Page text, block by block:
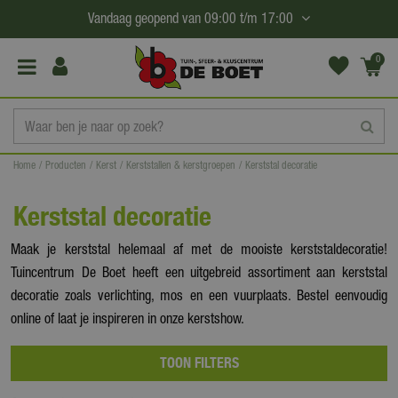
a
Home Producten Kerst Kerststallen & kerstgroepen Kerststal decoratie
Vandaag geopend van 09:00 t/m 17:00
0
(€0,
Kerststal decoratie
Maak je kerststal helemaal af met de mooiste kerststaldecoratie!
Tuincentrum De Boet heeft een uitgebreid assortiment aan kerststal
decoratie zoals verlichting, mos en een vuurplaats. Bestel eenvoudig
online of laat je inspireren in onze kerstshow.
TOON FILTERS